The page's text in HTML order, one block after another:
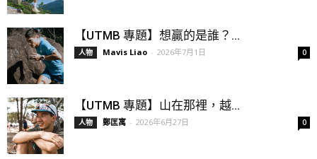
【UTMB 專題】想贏的是誰？...
人物 Mavis Liao - 2026年7月1日 0
【UTMB 專題】山在那裡，越...
人物 鄭匡寓 - 2026年6月27日 0